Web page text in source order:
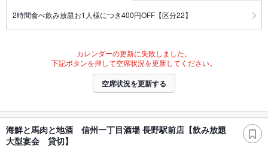
2時間食べ飲み放題お1人様につき400円OFF【区分22】
カレンダーの更新に失敗しました。
下記ボタンを押して空席状況を更新してください。
空席状況を更新する
海鮮と馬肉と地酒 信州一丁目酒場 長野駅前店【飲み放題
大型宴会 貸切】